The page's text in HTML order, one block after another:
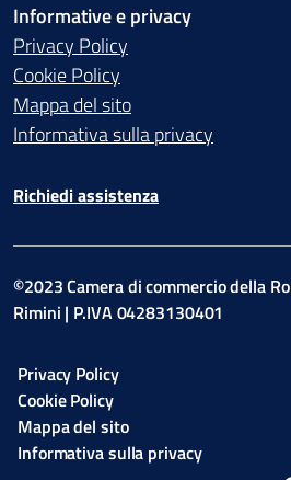
Informative e privacy
Privacy Policy
Cookie Policy
Mappa del sito
Informativa sulla privacy
Richiedi assistenza
©2023 Camera di commercio della
Rimini | P.IVA 04283130401
Privacy Policy
Cookie Policy
Mappa del sito
Informativa sulla privacy